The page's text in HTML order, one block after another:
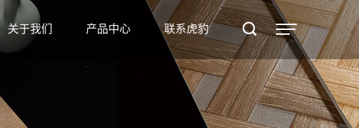
关于我们 产品中心 联系虎豹产品
中心
联系
虎豹